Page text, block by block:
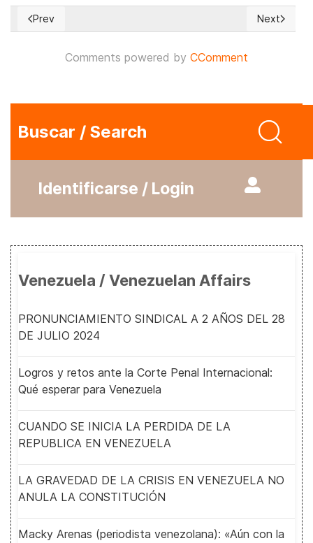
Previous article: Sigue creciendo el número de prisioneros
Prev Next
Next
Comments powered by CComment
Buscar / Search
Identificarse / Login
Venezuela / Venezuelan Affairs
PRONUNCIAMIENTO SINDICAL A 2 AÑOS DEL 28
DE JULIO 2024
Logros y retos ante la Corte Penal Internacional:
Qué esperar para Venezuela
CUANDO SE INICIA LA PERDIDA DE LA
REPUBLICA EN VENEZUELA
LA GRAVEDAD DE LA CRISIS EN VENEZUELA NO
ANULA LA CONSTITUCIÓN
Macky Arenas (periodista venezolana): «Aún con la